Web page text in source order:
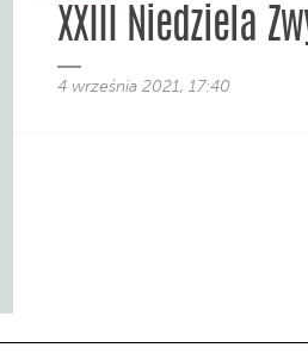
XXIII Niedziela
4 września 2021, 17:40